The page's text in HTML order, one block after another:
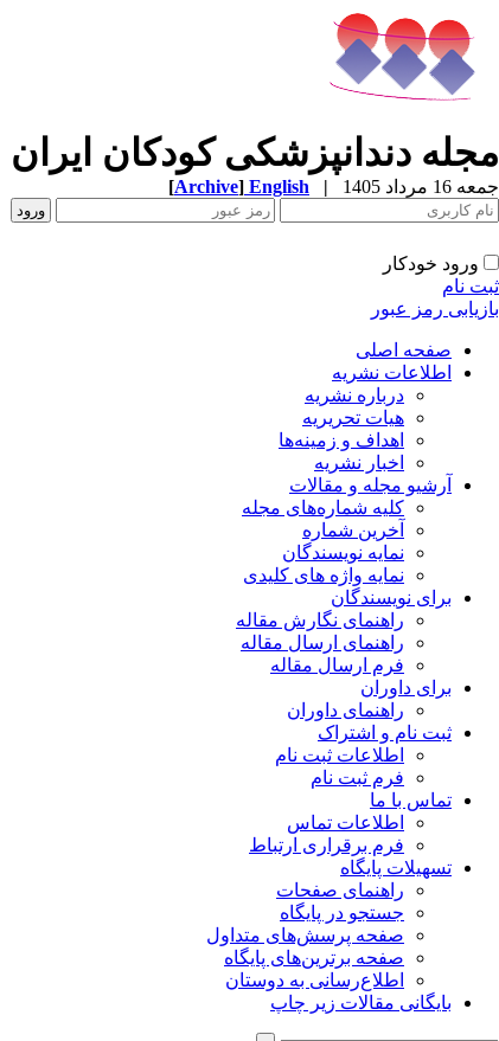
مجله دندانپزشکی کودکان ایران
جمعه 16 مرداد 1405 |
English
[Archive]
ورود خودکار
ثبت نام
بازیابی رمز عبور
صفحه اصلی
اطلاعات نشریه
درباره نشریه
هیات تحریریه
اهداف و زمینه‌ها
اخبار نشریه
آرشیو مجله و مقالات
کلیه شماره‌های مجله
آخرین شماره
نمایه نویسندگان
نمایه واژه های کلیدی
برای نویسندگان
راهنمای نگارش مقاله
راهنمای ارسال مقاله
فرم ارسال مقاله
برای داوران
راهنمای داوران
ثبت نام و اشتراک
اطلاعات ثبت نام
فرم ثبت نام
تماس با ما
اطلاعات تماس
فرم برقراری ارتباط
تسهیلات پایگاه
راهنمای صفحات
جستجو در پایگاه
صفحه پرسش‌های متداول
صفحه برترین‌های پایگاه
اطلاع‌رسانی به دوستان
بایگانی مقالات زیر چاپ